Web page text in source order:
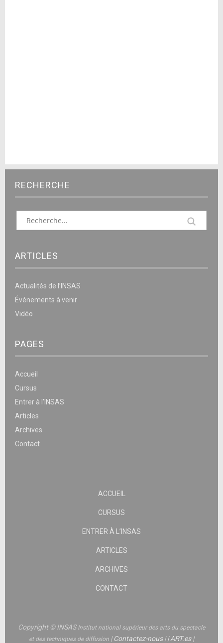
RECHERCHE
ARTICLES
Actualités de l’INSAS
Événements à venir
Vidéo
PAGES
Accueil
Cursus
Entrer à l’INSAS
Articles
Archives
Contact
ACCUEIL
CURSUS
ENTRER À L’INSAS
ARTICLES
ARCHIVES
CONTACT
Copyright © INSASInstitut national supérieur des arts du spectacle
et des techniques de diffusion |Contactez-nous||ART.es|